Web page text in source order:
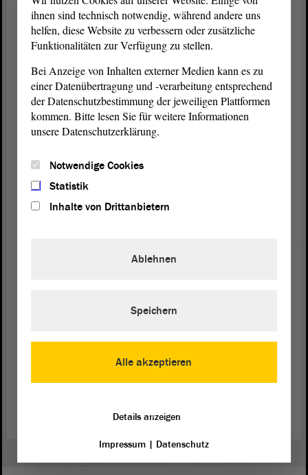
Wir haben Wälder, in denen noch Kampfmittel aus
Reichswehrzeiten im Boden liegen. Das sind zum
großen Teil bundeseigene Flächen das sind
übrigens keine Truppenübungsplätze; ich rede bei
den 2 000 km2 von Flächen, die nicht
Truppenübungsplätze sind und das ist auch in
erheblichem Maße Landeswald.
auf diesen Flächen, nicht nur auf den Wegen,
ernsthaft vorantreiben. Ansonsten haben wir in 20
Jahren noch immer dasselbe Problem. Außerdem
ungefährlicher werden, sondern sie werden
Zurück zur Landtagssitzung
ihnen sind technisch notwendig, während andere uns
helfen, diese Website zu verbessern oder zusätzliche
Funktionalitäten zur Verfügung zu stellen.
Bei Anzeige von Inhalten externer Medien kann es zu
einer Datenübertragung und -verarbeitung entsprechend
der Datenschutzbestimmung der jeweiligen Plattformen
kommen. Bitte lesen Sie für weitere Informationen
unsere Datenschutzerklärung.
Notwendige Cookies
Statistik
Inhalte von Drittanbietern
Alle akzeptieren
Ablehnen
Speichern
Details anzeigen
Impressum| Datenschutz